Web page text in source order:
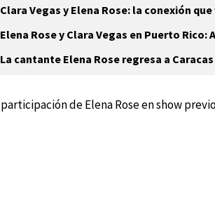
Clara Vegas y Elena Rose: la conexión
Elena Rose y Clara Vegas en Puerto
La cantante Elena Rose regresa a